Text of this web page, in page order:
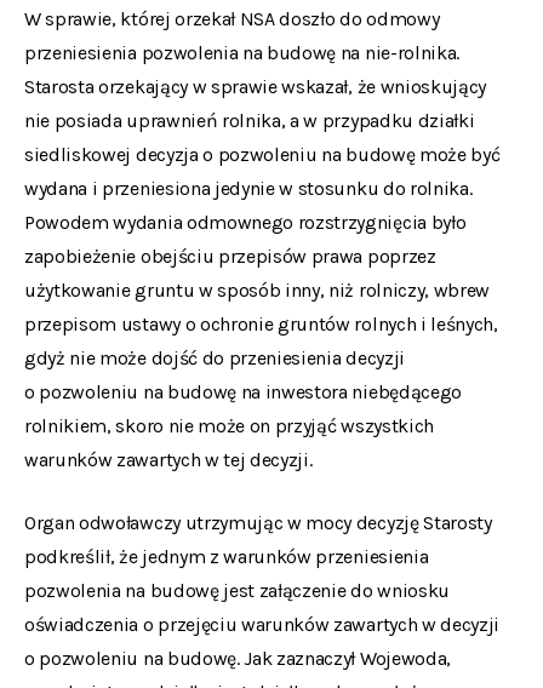
W sprawie, której orzekał NSA doszło do odmowy
przeniesienia pozwolenia na budowę na nie-rolnika.
Starosta orzekający w sprawie wskazał, że wnioskujący
nie posiada uprawnień rolnika, a w przypadku działki
siedliskowej decyzja o pozwoleniu na budowę może być
wydana i przeniesiona jedynie w stosunku do rolnika.
Powodem wydania odmownego rozstrzygnięcia było
zapobieżenie obejściu przepisów prawa poprzez
użytkowanie gruntu w sposób inny, niż rolniczy, wbrew
przepisom ustawy o ochronie gruntów rolnych i leśnych,
gdyż nie może dojść do przeniesienia decyzji
o pozwoleniu na budowę na inwestora niebędącego
rolnikiem, skoro nie może on przyjąć wszystkich
warunków zawartych w tej decyzji.
Organ odwoławczy utrzymując w mocy decyzję Starosty
podkreślił, że jednym z warunków przeniesienia
pozwolenia na budowę jest załączenie do wniosku
oświadczenia o przejęciu warunków zawartych w decyzji
o pozwoleniu na budowę. Jak zaznaczył Wojewoda,